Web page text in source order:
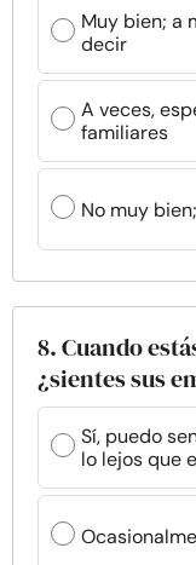
Muy bien; a
decir
A veces,
familiares
No muy
8. Cuando
¿sientes sus
Sí, puedo
lo lejos que